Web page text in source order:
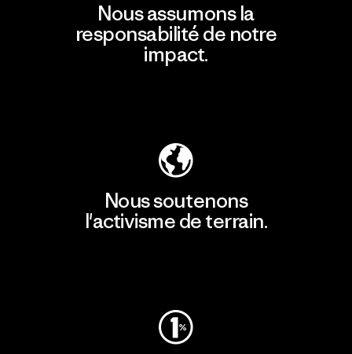
Nous assumons la
responsabilité de notre
impact.
Nous soutenons
l'activisme de terrain.